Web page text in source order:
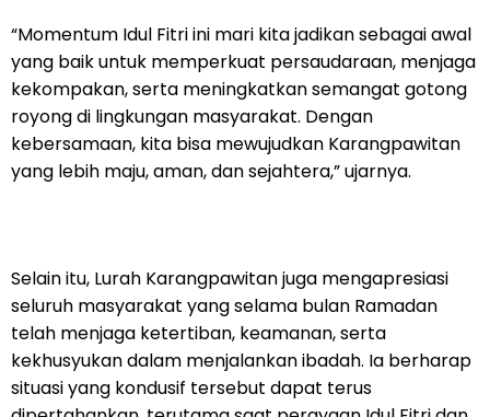
“Momentum Idul Fitri ini mari kita jadikan sebagai awal
yang baik untuk memperkuat persaudaraan, menjaga
kekompakan, serta meningkatkan semangat gotong
royong di lingkungan masyarakat. Dengan
kebersamaan, kita bisa mewujudkan Karangpawitan
yang lebih maju, aman, dan sejahtera,” ujarnya.
Selain itu, Lurah Karangpawitan juga mengapresiasi
seluruh masyarakat yang selama bulan Ramadan
telah menjaga ketertiban, keamanan, serta
kekhusyukan dalam menjalankan ibadah. Ia berharap
situasi yang kondusif tersebut dapat terus